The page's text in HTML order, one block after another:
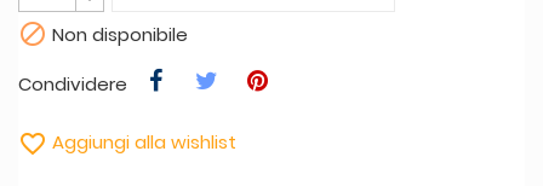
 Non disponibile
Condividere
 Aggiungi alla wishlist